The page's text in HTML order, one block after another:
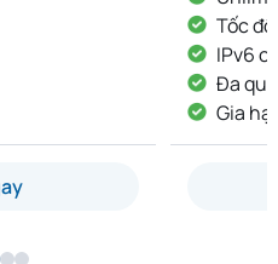
Tốc
IP
IP cố
Giao